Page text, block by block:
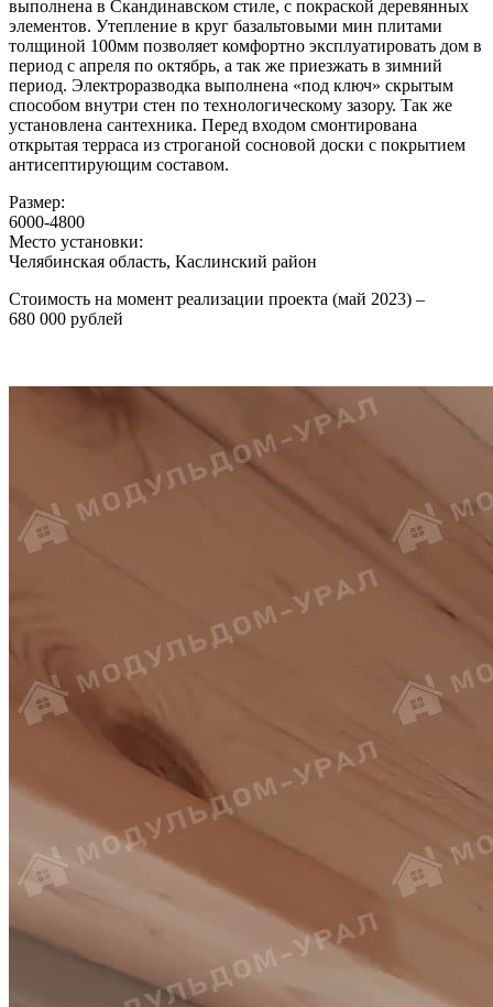
выполнена в Скандинавском стиле, с покраской деревянных
элементов. Утепление в круг базальтовыми мин плитами
толщиной 100мм позволяет комфортно эксплуатировать дом в
период с апреля по октябрь, а так же приезжать в зимний
период. Электроразводка выполнена «под ключ» скрытым
способом внутри стен по технологическому зазору. Так же
установлена сантехника. Перед входом смонтирована
открытая терраса из строганой сосновой доски с покрытием
антисептирующим составом.
Размер:
6000-4800
Место установки:
Челябинская область, Каслинский район
Стоимость на момент реализации проекта (май 2023) –
680 000 рублей